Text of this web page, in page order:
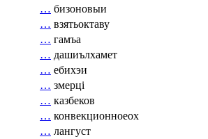
… бизоновыи
… взятьоктаву
… гамъа
… дашиълхамет
… ебихэи
… змерці
… казбеков
… конвекционноеох
… лангуст